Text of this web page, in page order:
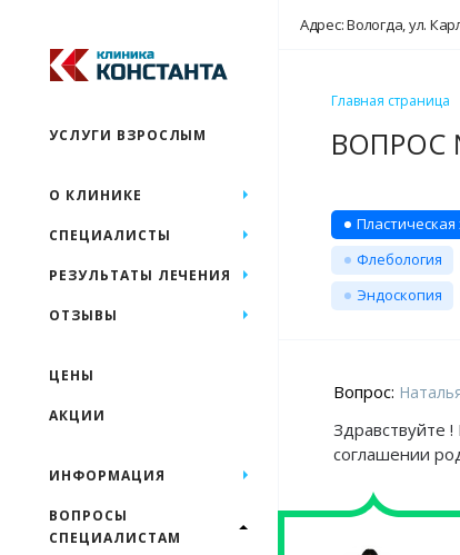
Адрес: Вологда, ул.
Главная страница
ВОПРОС
Пластическая
Флебология
Эндоскопия
Вопрос:
Здравствуйте
соглашении
УСЛУГИ ВЗРОСЛЫМ
О КЛИНИКЕ
СПЕЦИАЛИСТЫ
РЕЗУЛЬТАТЫ ЛЕЧЕНИЯ
ОТЗЫВЫ
ЦЕНЫ
АКЦИИ
ИНФОРМАЦИЯ
ВОПРОСЫ
СПЕЦИАЛИСТАМ